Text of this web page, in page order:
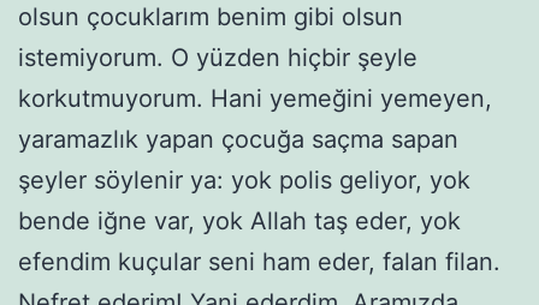
olsun çocuklarım benim gibi olsun
istemiyorum. O yüzden hiçbir şeyle
korkutmuyorum. Hani yemeğini yemeyen,
yaramazlık yapan çocuğa saçma sapan
şeyler söylenir ya: yok polis geliyor, yok
bende iğne var, yok Allah taş eder, yok
efendim kuçular seni ham eder, falan filan.